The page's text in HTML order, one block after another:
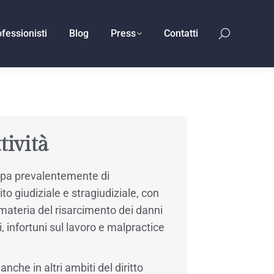
Blog Press Contatti
prevalentemente di
giudiziale e stragiudiziale, con
del risarcimento dei danni
infortuni sul lavoro e malpractice
in altri ambiti del diritto